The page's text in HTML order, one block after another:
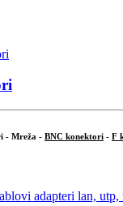
- Mreža - BNC konektori - F